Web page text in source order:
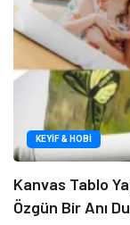
KEYIF & HOBI
Kanvas Tablo
Özgün Bir Anı